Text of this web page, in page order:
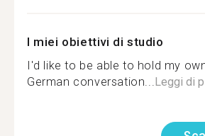
I miei obiettivi di studio
I'd like to be able to hold my
German conversation...Leggi di